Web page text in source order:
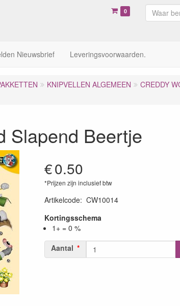
0
Nieuwsbrief Leveringsvoorwaarden.
KNIPVELLEN ALGEMEEN
CREDDY
Slapend Beertje
€0.50
*Prijzen zijn inclusief btw
Artikelcode: CW10014
Kortingsschema
1+ = 0 %
Aantal